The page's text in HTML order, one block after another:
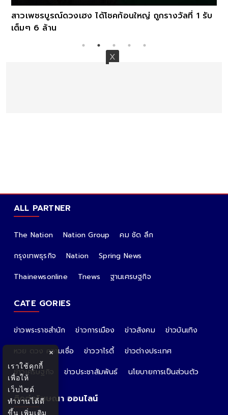
สาวเพชรบูรณ์ดวงเฮง ได้โชคก้อนใหญ่ ถูกรางวัลที่ 1 รับ
เต็มๆ 6 ล้าน
ALL PARTNER
The Nation Nation Group
คม ชัด ลึก
กรุงเทพธุรกิจ
Nation
Spring News
Thainewsonline
Tnews ฐานเศรษฐกิจ
CATE GORIES
ข่าวพระราชสำนัก ข่าวการเมือง ข่าวสังคม
ข่าวบันเทิง
หวย ดวง ความเชื่อ
ข่าววาไรตี้
ข่าวต่างประเทศ
ข่าวเศรษฐกิจ
ข่าวประชาสัมพันธ์ นโยบายการเป็นส่วนตัว
ติดต่อโฆษณา ออนไลน์
×
เราใช้คุกกี้
เพื่อให้
เว็บไซต์
ทำงานได้ดี
ขึ้น เพิ่มเติม